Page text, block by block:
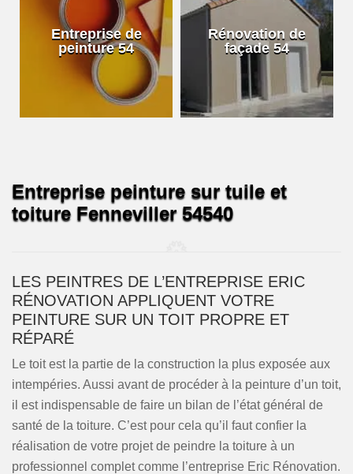
Entreprise de
peinture 54
Rénovation de
façade 54
Entreprise peinture sur tuile et
toiture Fenneviller 54540
LES PEINTRES DE L’ENTREPRISE ERIC
RÉNOVATION APPLIQUENT VOTRE
PEINTURE SUR UN TOIT PROPRE ET
RÉPARÉ
Le toit est la partie de la construction la plus exposée aux
intempéries. Aussi avant de procéder à la peinture d’un toit,
il est indispensable de faire un bilan de l’état général de
santé de la toiture. C’est pour cela qu’il faut confier la
réalisation de votre projet de peindre la toiture à un
professionnel complet comme l’entreprise Eric Rénovation.